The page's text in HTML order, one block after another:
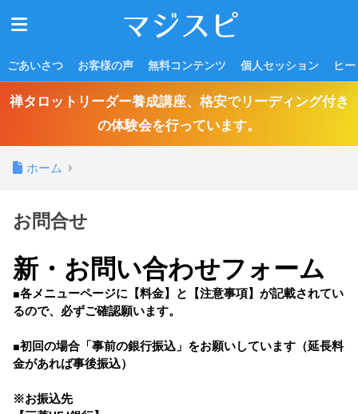
ごあいさつ お客様の声 無料コンテンツ 個人セッション ヒ
禅タロットリーダー養成講座、格安でリーディング付き
の体験会を行っています。
ホーム
お問合せ